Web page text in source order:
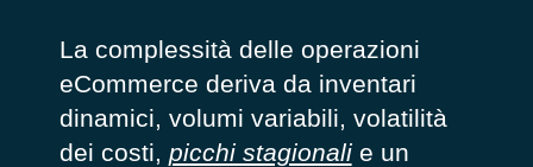
La complessità delle operazioni
eCommerce deriva da inventari
dinamici, volumi variabili, volatilità
dei costi, picchi stagionalie un